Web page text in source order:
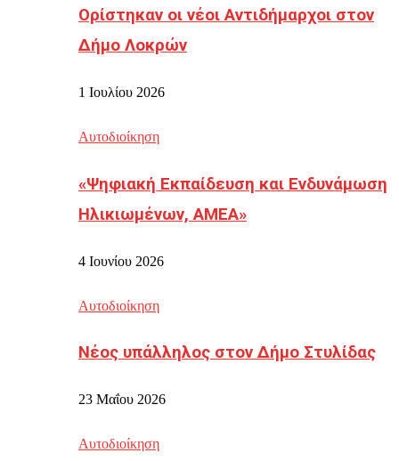
Ορίστηκαν οι νέοι Αντιδήμαρχοι στον
Δήμο Λοκρών
1 Ιουλίου 2026
Αυτοδιοίκηση
«Ψηφιακή Εκπαίδευση και Ενδυνάμωση
Ηλικιωμένων, ΑΜΕΑ»
4 Ιουνίου 2026
Αυτοδιοίκηση
Νέος υπάλληλος στον Δήμο Στυλίδας
23 Μαΐου 2026
Αυτοδιοίκηση